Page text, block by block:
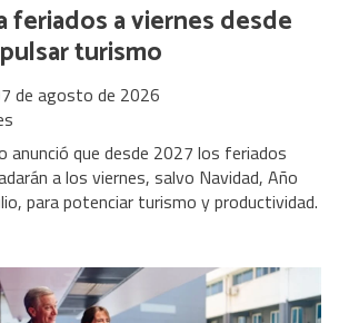
feriados a viernes desde
turismo
de agosto de 2026
anunció que desde 2027 los feriados
a los viernes, salvo Navidad, Año
para potenciar turismo y productividad.